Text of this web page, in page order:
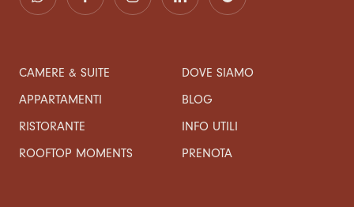
CAMERE & SUITE
APPARTAMENTI
RISTORANTE
ROOFTOP MOMENTS
DOVE SIAMO
BLOG
INFO UTILI
PRENOTA